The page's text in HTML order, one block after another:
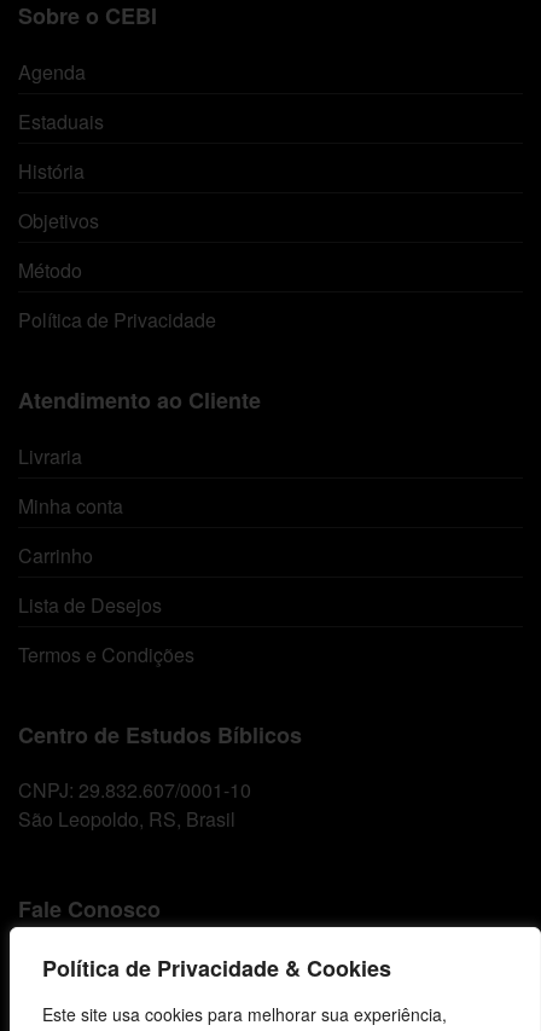
Política de Privacidade & Cookies
Este site usa cookies para melhorar sua experiência,
Sobre o CEBI
Agenda
Estaduais
História
Objetivos
Método
Política de Privacidade
Atendimento ao Cliente
Livraria
Minha conta
Carrinho
Lista de Desejos
Termos e Condições
Centro de Estudos Bíblicos
CNPJ: 29.832.607/0001-10
São Leopoldo, RS, Brasil
Fale Conosco
E-mails
comunicacao@cebi.org.br